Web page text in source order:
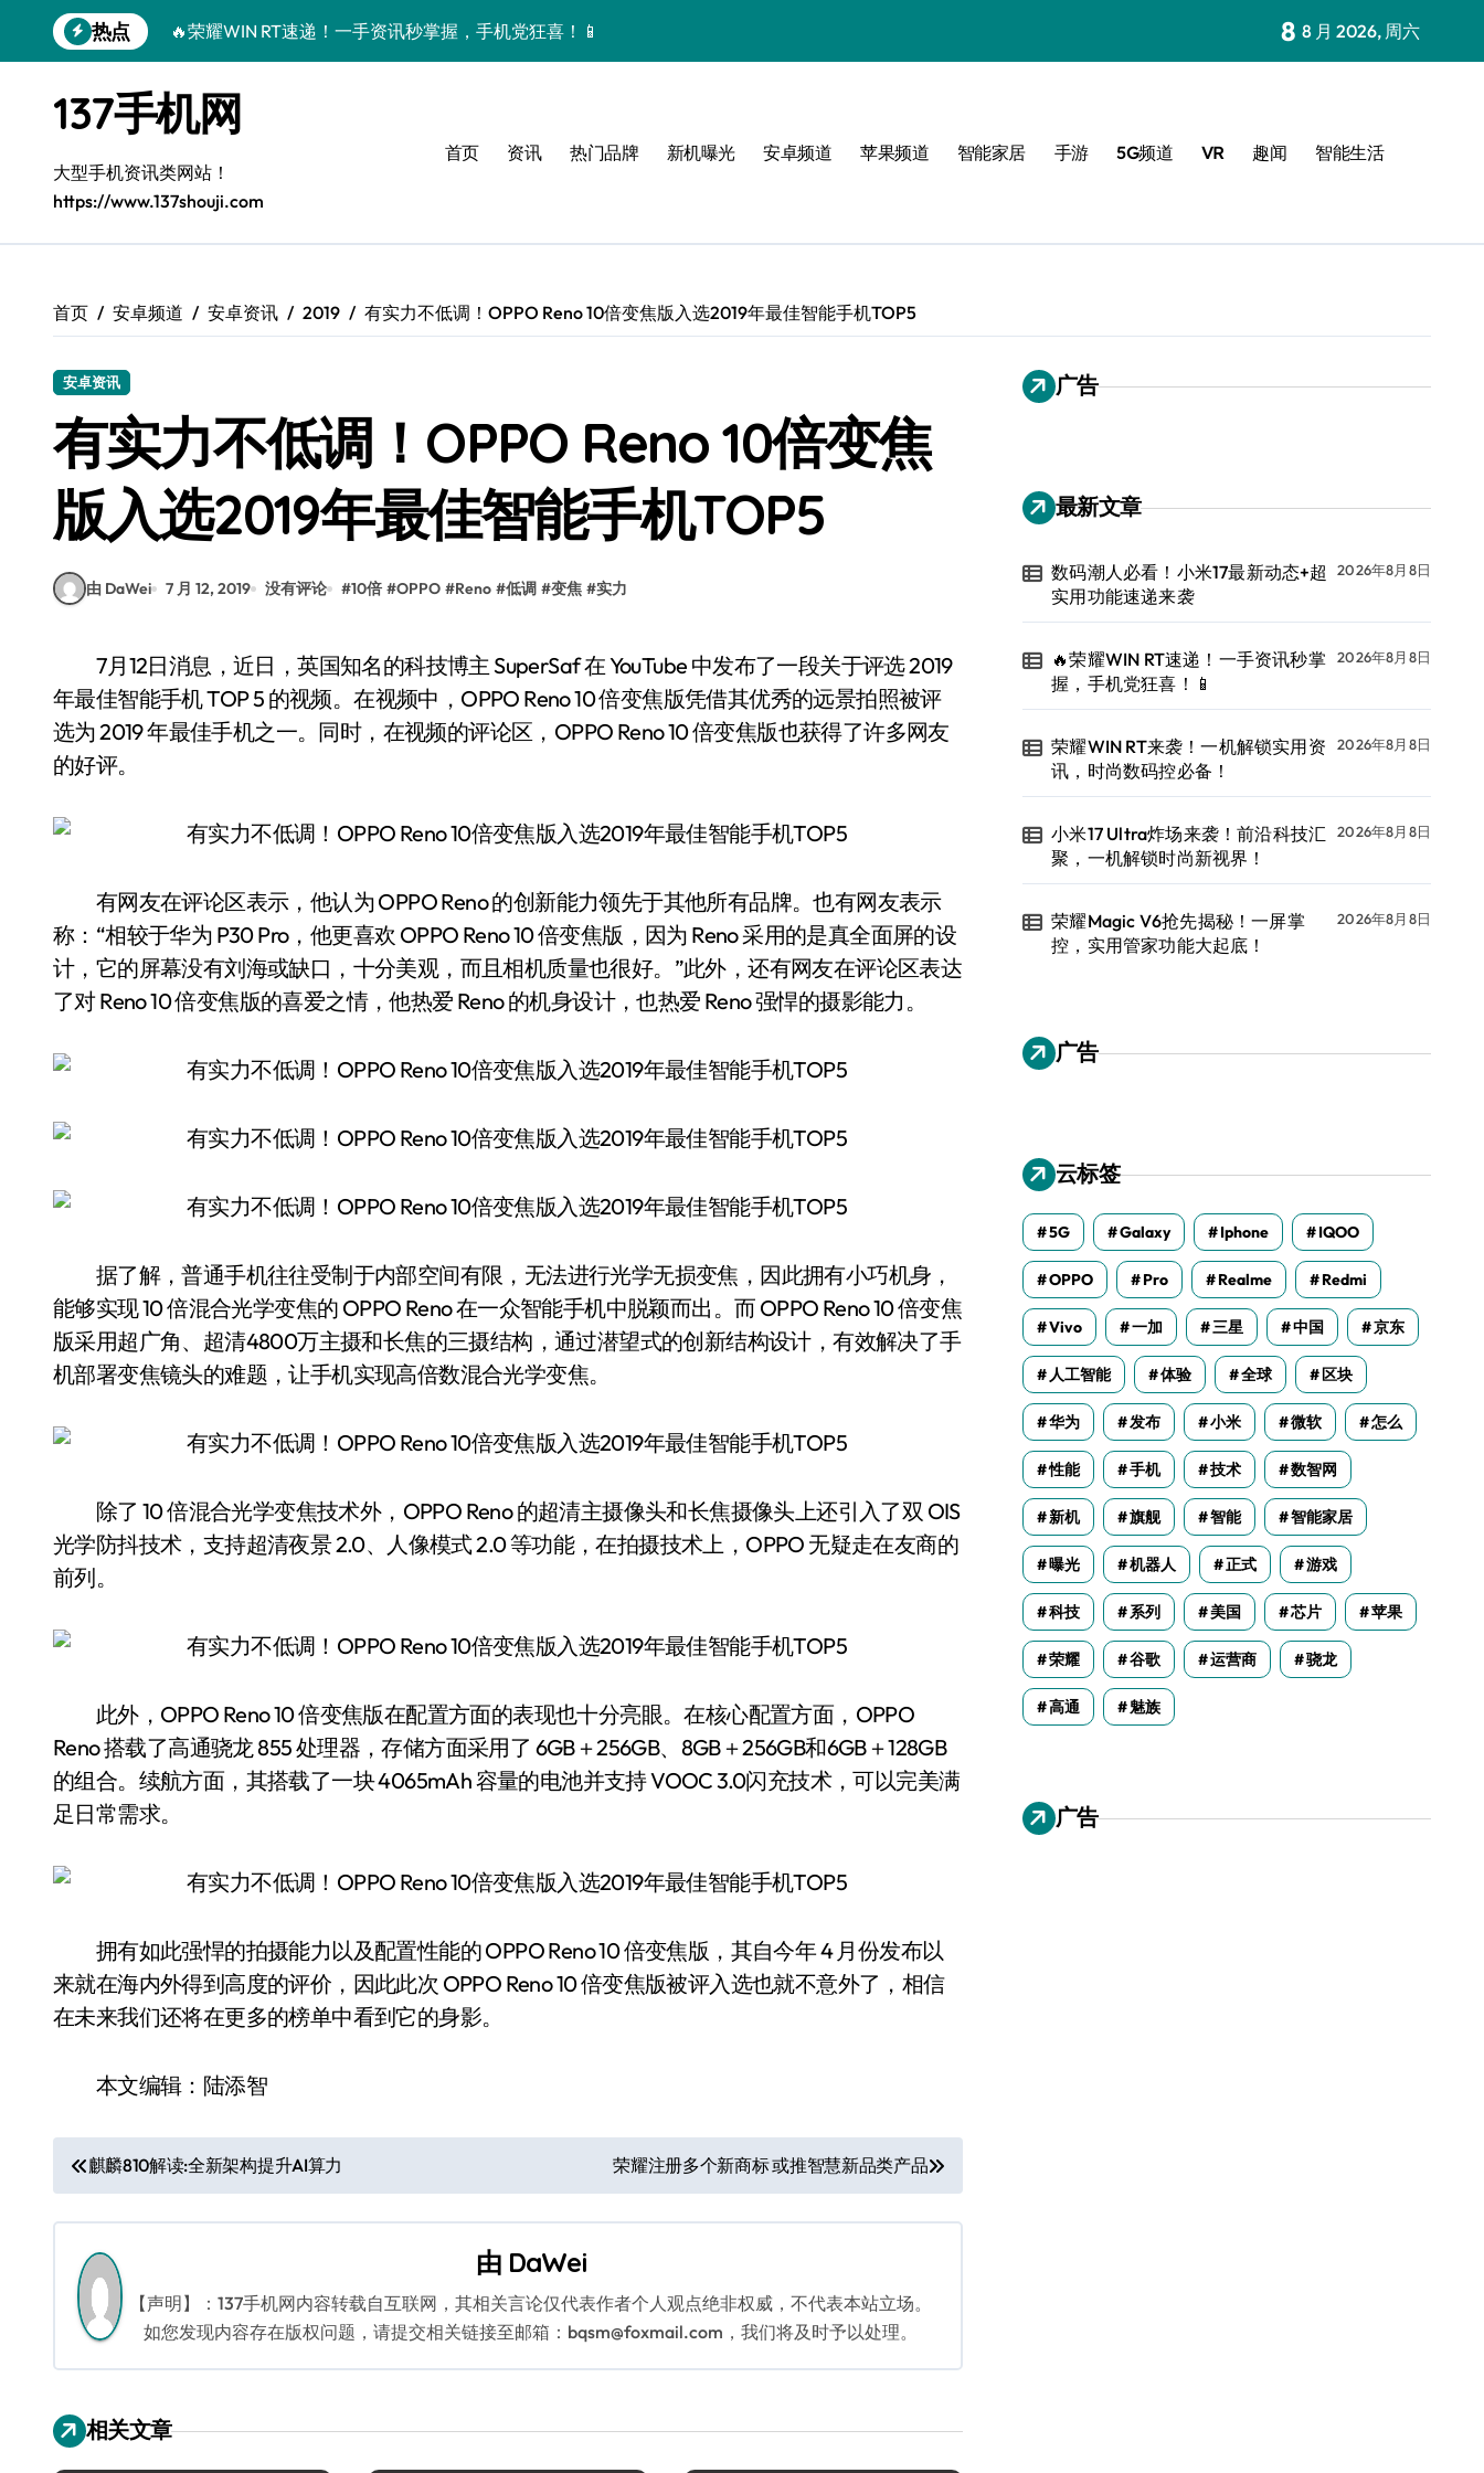
到
热点
🔥荣耀WIN RT速递！一手资讯秒掌握，手机党狂喜！📱
小米17 Ultra炸场来袭！前沿科技汇聚，一机解锁时尚新视界！
荣耀Magic V6抢先揭秘！一屏掌控，实用管家功能大起底！
OPPO Find X9抢先剧透！黑科技功能+颜值爆表，速来围观！
vivo S50炸场来袭！超全亮点+神操作技巧速来抄作业！
华为nova 15 Pro来袭！特色功能全揭秘，时尚达人的新宠！
数码潮人必看！小米17最新动态+超实用功能速递来袭
8 8 月 2026, 周六
137手机网
大型手机资讯类网站！
https://www.137shouji.com
首页 资讯 热门品牌 新机曝光 安卓频道 苹果频道 智能家居 手游 5G频道 VR 趣闻 智能生活
首页 安卓频道 安卓资讯 2019 有实力不低调！OPPO Reno 10倍变焦版入选2019年最佳智能手机TOP5
安卓资讯
有实力不低调！OPPO Reno 10倍变焦
版入选2019年最佳智能手机TOP5
由 DaWei 7 月 12, 2019 没有评论 #10倍 #OPPO #Reno #低调 #变焦 #实力
7月12日消息，近日，英国知名的科技博主 SuperSaf 在 YouTube 中发布了一段关于评选 2019
年最佳智能手机 TOP 5 的视频。在视频中，OPPO Reno 10 倍变焦版凭借其优秀的远景拍照被评
选为 2019 年最佳手机之一。同时，在视频的评论区，OPPO Reno 10 倍变焦版也获得了许多网友
的好评。
有网友在评论区表示，他认为 OPPO Reno 的创新能力领先于其他所有品牌。也有网友表示
称：“相较于华为 P30 Pro，他更喜欢 OPPO Reno 10 倍变焦版，因为 Reno 采用的是真全面屏的设
计，它的屏幕没有刘海或缺口，十分美观，而且相机质量也很好。”此外，还有网友在评论区表达
了对 Reno 10 倍变焦版的喜爱之情，他热爱 Reno 的机身设计，也热爱 Reno 强悍的摄影能力。
据了解，普通手机往往受制于内部空间有限，无法进行光学无损变焦，因此拥有小巧机身，
能够实现 10 倍混合光学变焦的 OPPO Reno 在一众智能手机中脱颖而出。而 OPPO Reno 10 倍变焦
版采用超广角、超清4800万主摄和长焦的三摄结构，通过潜望式的创新结构设计，有效解决了手
机部署变焦镜头的难题，让手机实现高倍数混合光学变焦。
除了 10 倍混合光学变焦技术外，OPPO Reno 的超清主摄像头和长焦摄像头上还引入了双 OIS
光学防抖技术，支持超清夜景 2.0、人像模式 2.0 等功能，在拍摄技术上，OPPO 无疑走在友商的
前列。
此外，OPPO Reno 10 倍变焦版在配置方面的表现也十分亮眼。在核心配置方面，OPPO
Reno 搭载了高通骁龙 855 处理器，存储方面采用了 6GB＋256GB、8GB＋256GB和6GB＋128GB
的组合。续航方面，其搭载了一块 4065mAh 容量的电池并支持 VOOC 3.0闪充技术，可以完美满
足日常需求。
拥有如此强悍的拍摄能力以及配置性能的 OPPO Reno 10 倍变焦版，其自今年 4 月份发布以
来就在海内外得到高度的评价，因此此次 OPPO Reno 10 倍变焦版被评入选也就不意外了，相信
在未来我们还将在更多的榜单中看到它的身影。
本文编辑：陆添智
文
章
导
航
麒麟810解读:全新架构提升AI算力 荣耀注册多个新商标 或推智慧新品类产品
由 DaWei
【声明】：137手机网内容转载自互联网，其相关言论仅代表作者个人观点绝非权威，不代表本站立场。
如您发现内容存在版权问题，请提交相关链接至邮箱：bqsm@foxmail.com，我们将及时予以处理。
相关文章
广告
最新文章
数码潮人必看！小米17最新动态+超
实用功能速递来袭
2026年8月8日
🔥荣耀WIN RT速递！一手资讯秒掌
握，手机党狂喜！📱
2026年8月8日
荣耀WIN RT来袭！一机解锁实用资
讯，时尚数码控必备！
2026年8月8日
小米17 Ultra炸场来袭！前沿科技汇
聚，一机解锁时尚新视界！
2026年8月8日
荣耀Magic V6抢先揭秘！一屏掌
控，实用管家功能大起底！
2026年8月8日
广告
云标签
5G Galaxy Iphone IQOO
OPPO Pro Realme Redmi
Vivo 一加 三星 中国 京东
人工智能 体验 全球 区块
华为 发布 小米 微软 怎么
性能 手机 技术 数智网
新机 旗舰 智能 智能家居
曝光 机器人 正式 游戏
科技 系列 美国 芯片 苹果
荣耀 谷歌 运营商 骁龙
高通 魅族
广告